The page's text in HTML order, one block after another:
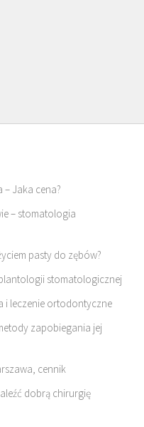
Jaka cena?
– stomatologia
pasty do zębów?
stomatologicznej
i leczenie ortodontyczne
zapobiegania jej
cennik
dobrą chirurgię